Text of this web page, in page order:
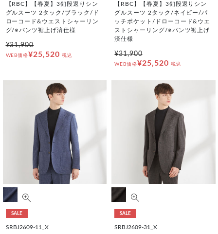
【RBC】【春夏】3釦段返りシン
グルスーツ 2タック/ブラック/ド
ローコード&ウエストシャーリン
グ/※パンツ裾上げ済仕様
¥31,900
WEB価格¥25,520 税込
【RBC】【春夏】3釦段返りシン
グルスーツ 2タック/ネイビー/パ
ッチポケット/ドローコード&ウエ
ストシャーリング/※パンツ裾上げ
済仕様
¥31,900
WEB価格¥25,520 税込
SALE
SRBJ2609-11_X
SALE
SRBJ2609-31_X